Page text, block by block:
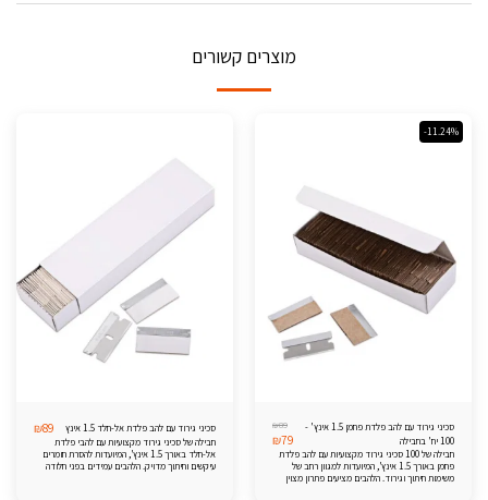
מוצרים קשורים
-11.24%
סכיני גירוד עם להב פלדת פחמן 1.5 אינץ' -
100 יח' בחבילה
₪89
₪79
חבילה של 100 סכיני גירוד מקצועיות עם להב פלדת
פחמן באורך 1.5 אינץ', המיועדות למגוון רחב של
משימות חיתוך וגירוד. הלהבים מציעים פתרון מצוין
סכיני גירוד עם להב פלדת אל-חלד 1.5 אינץ ₪89
חבילה של סכיני גירוד מקצועיות עם להבי פלדת
אל-חלד באורך 1.5 אינץ', המיועדות להסרת חומרים
עיקשים וחיתוך מדויק. הלהבים עמידים בפני חלודה